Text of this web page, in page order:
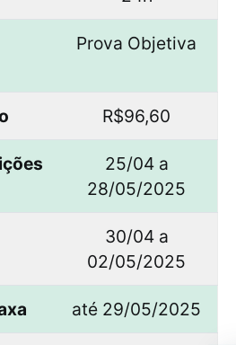
Prova Objetiva
R$96,60
25/04 a
28/05/2025
30/04 a
02/05/2025
até 29/05/2025